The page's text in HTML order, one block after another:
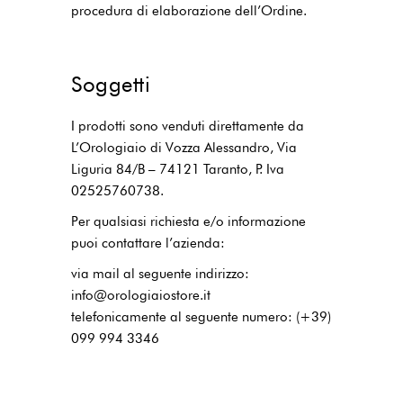
procedura di elaborazione dell’Ordine.
Soggetti
I prodotti sono venduti direttamente da
L’Orologiaio di Vozza Alessandro, Via
Liguria 84/B – 74121 Taranto, P. Iva
02525760738.
Per qualsiasi richiesta e/o informazione
puoi contattare l’azienda:
via mail al seguente indirizzo:
info@orologiaiostore.it
telefonicamente al seguente numero: (+39)
099 994 3346